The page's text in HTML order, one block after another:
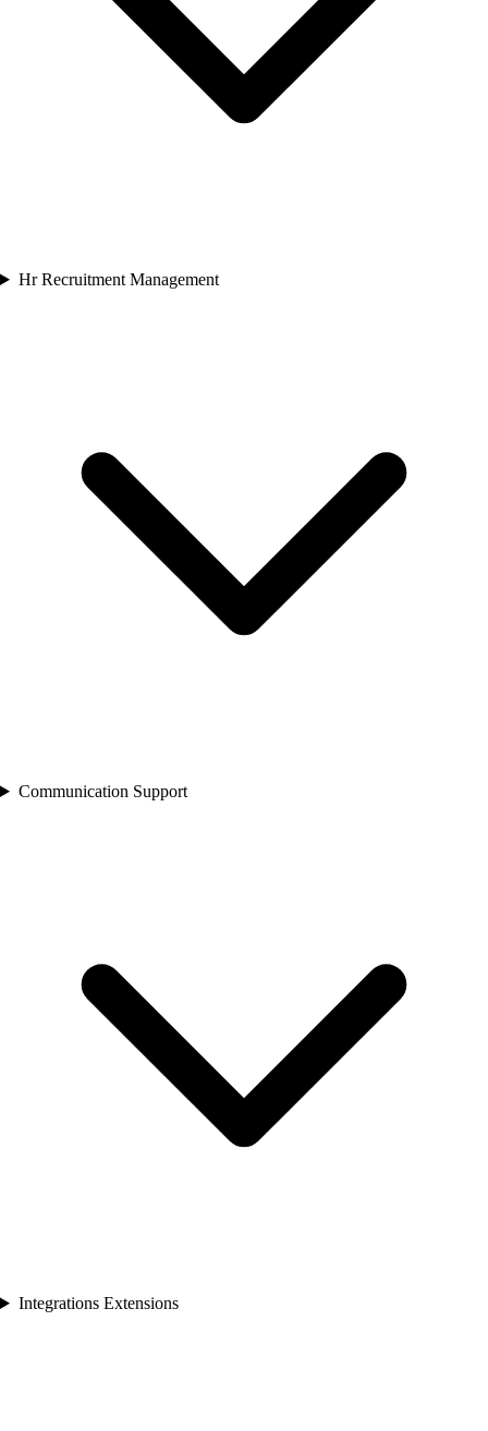
Hr Recruitment Management
Communication Support
Integrations Extensions